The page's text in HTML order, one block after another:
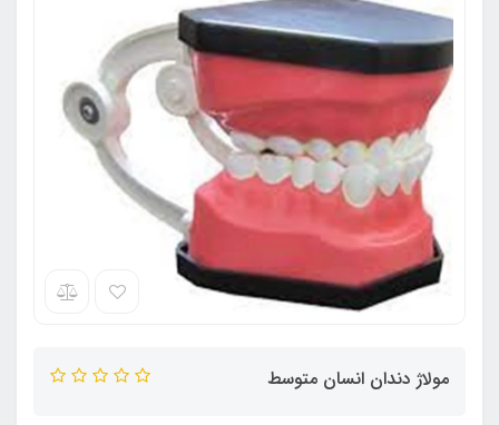
مولاژ دندان انسان متوسط